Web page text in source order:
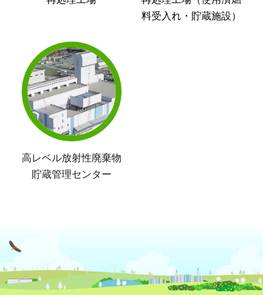
料受入れ・貯蔵施設）
高レベル放射性廃棄物
貯蔵管理センター